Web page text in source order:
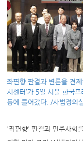
좌편향 판결과 변론을 견
시센터’가 5일 서울 한국
동에 들어갔다. /사법정의
'좌편향' 판결과 민주사회